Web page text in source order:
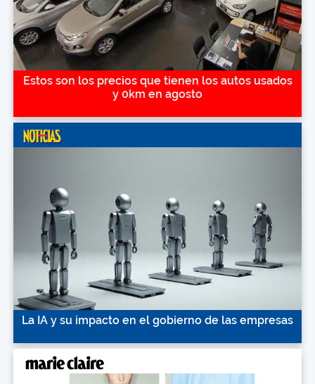
Estos son los precios que tienen los autos usados
y 0km en agosto
La IA y su impacto en el gobierno de las empresas